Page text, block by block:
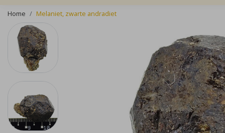
Home Melaniet, zwarte andradiet